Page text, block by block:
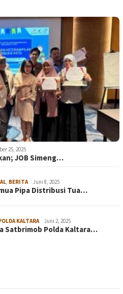
25, 2025
JOB Simeng…
BERITA Juni 8, 2025
Pipa Distribusi Tua…
KALTARA Juni 2, 2025
Satbrimob Polda Kaltara…